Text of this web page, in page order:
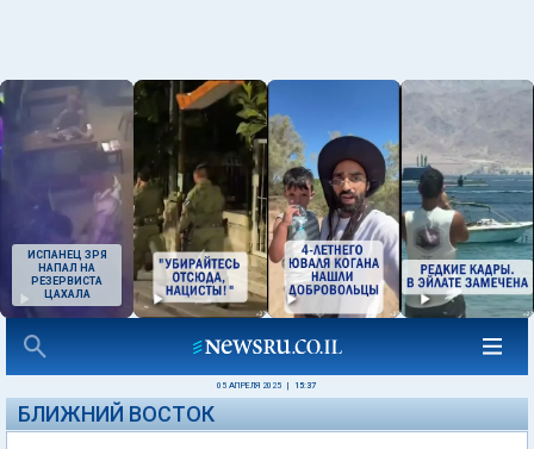
ИСПАНЕЦ ЗРЯ
НАПАЛ НА
РЕЗЕРВИСТА
ЦАХАЛА
05 АПРЕЛЯ 2025 15:37
БЛИЖНИЙ ВОСТОК